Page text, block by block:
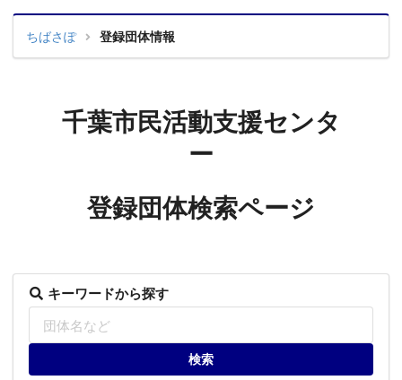
ちばさぽ 登録団体情報
千葉市民活動支援センタ
ー
登録団体検索ページ
キーワードから探す
検索